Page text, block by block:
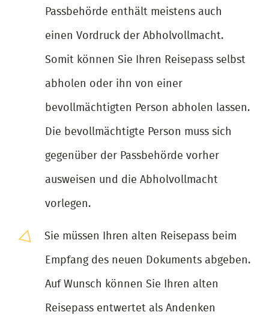
Passbehörde enthält meistens auch
einen Vordruck der Abholvollmacht.
Somit können Sie Ihren Reisepass selbst
abholen oder ihn von einer
bevollmächtigten Person abholen lassen.
Die bevollmächtigte Person muss sich
gegenüber der Passbehörde vorher
ausweisen und die Abholvollmacht
vorlegen.
Sie müssen Ihren alten Reisepass beim
Empfang des neuen Dokuments abgeben.
Auf Wunsch können Sie Ihren alten
Reisepass entwertet als Andenken